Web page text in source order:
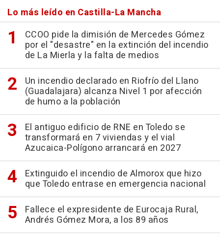
Lo más leído en Castilla-La Mancha
CCOO pide la dimisión de Mercedes Gómez
por el "desastre" en la extinción del incendio
de La Mierla y la falta de medios
Un incendio declarado en Riofrío del Llano
(Guadalajara) alcanza Nivel 1 por afección
de humo a la población
El antiguo edificio de RNE en Toledo se
transformará en 7 viviendas y el vial
Azucaica-Polígono arrancará en 2027
Extinguido el incendio de Almorox que hizo
que Toledo entrase en emergencia nacional
Fallece el expresidente de Eurocaja Rural,
Andrés Gómez Mora, a los 89 años